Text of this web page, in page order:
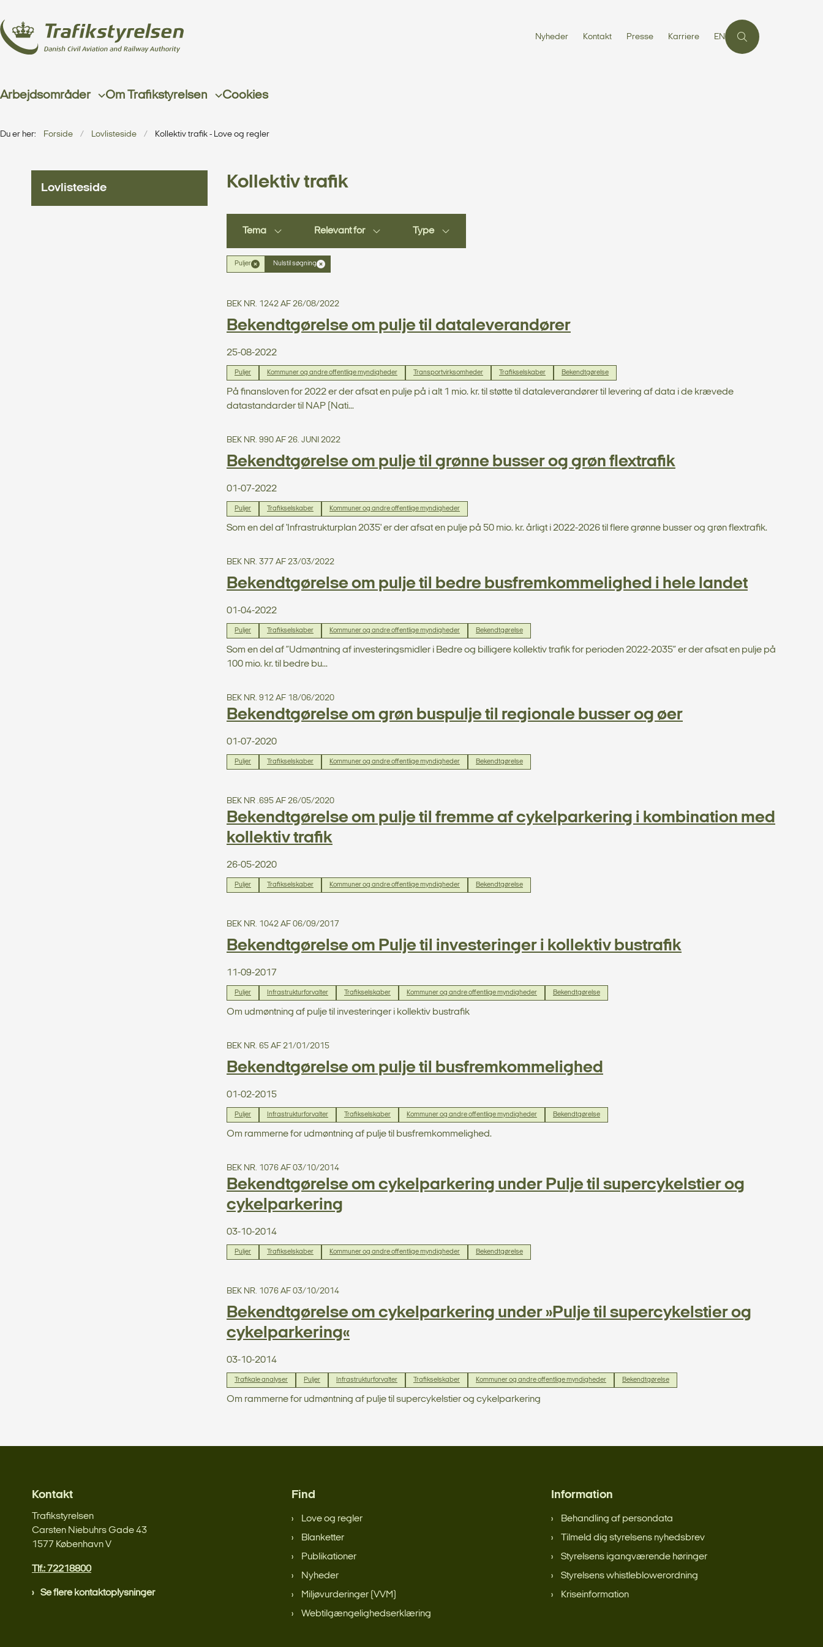
Nyheder Kontakt Presse Karriere EN
Arbejdsområder Om Trafikstyrelsen Cookies
Du er her: Forside Lovlisteside Kollektiv trafik - Love og regler
Lovlisteside Kollektiv trafik
Tema Relevant for Type
Puljer Nulstil søgning
BEK NR. 1242 AF 26/08/2022
Bekendtgørelse om pulje til dataleverandører
25-08-2022
Puljer Kommuner og andre offentlige myndigheder Transportvirksomheder Trafikselskaber Bekendtgørelse
På finansloven for 2022 er der afsat en pulje på i alt 1 mio. kr. til støtte til dataleverandører til levering af data i de krævede
datastandarder til NAP (Nati...
BEK NR. 990 AF 26. JUNI 2022
Bekendtgørelse om pulje til grønne busser og grøn flextrafik
01-07-2022
Puljer Trafikselskaber Kommuner og andre offentlige myndigheder
Som en del af 'Infrastrukturplan 2035' er der afsat en pulje på 50 mio. kr. årligt i 2022-2026 til flere grønne busser og grøn flextrafik.
BEK NR. 377 AF 23/03/2022
Bekendtgørelse om pulje til bedre busfremkommelighed i hele landet
01-04-2022
Puljer Trafikselskaber Kommuner og andre offentlige myndigheder Bekendtgørelse
Som en del af ”Udmøntning af investeringsmidler i Bedre og billigere kollektiv trafik for perioden 2022-2035” er der afsat en pulje på
100 mio. kr. til bedre bu...
BEK NR. 912 AF 18/06/2020
Bekendtgørelse om grøn buspulje til regionale busser og øer
01-07-2020
Puljer Trafikselskaber Kommuner og andre offentlige myndigheder Bekendtgørelse
BEK NR .695 AF 26/05/2020
Bekendtgørelse om pulje til fremme af cykelparkering i kombination med
kollektiv trafik
26-05-2020
Puljer Trafikselskaber Kommuner og andre offentlige myndigheder Bekendtgørelse
BEK NR. 1042 AF 06/09/2017
Bekendtgørelse om Pulje til investeringer i kollektiv bustrafik
11-09-2017
Puljer Infrastrukturforvalter Trafikselskaber Kommuner og andre offentlige myndigheder Bekendtgørelse
Om udmøntning af pulje til investeringer i kollektiv bustrafik
BEK NR. 65 AF 21/01/2015
Bekendtgørelse om pulje til busfremkommelighed
01-02-2015
Puljer Infrastrukturforvalter Trafikselskaber Kommuner og andre offentlige myndigheder Bekendtgørelse
Om rammerne for udmøntning af pulje til busfremkommelighed.
BEK NR. 1076 AF 03/10/2014
Bekendtgørelse om cykelparkering under Pulje til supercykelstier og
cykelparkering
03-10-2014
Puljer Trafikselskaber Kommuner og andre offentlige myndigheder Bekendtgørelse
BEK NR. 1076 AF 03/10/2014
Bekendtgørelse om cykelparkering under »Pulje til supercykelstier og
cykelparkering«
03-10-2014
Trafikale analyser Puljer Infrastrukturforvalter Trafikselskaber Kommuner og andre offentlige myndigheder Bekendtgørelse
Om rammerne for udmøntning af pulje til supercykelstier og cykelparkering
Kontakt
Trafikstyrelsen
Carsten Niebuhrs Gade 43
1577 København V
Tlf.: 72218800
Se flere kontaktoplysninger
Find
Love og regler
Blanketter
Publikationer
Nyheder
Miljøvurderinger (VVM)
Webtilgængelighedserklæring
Information
Behandling af persondata
Tilmeld dig styrelsens nyhedsbrev
Styrelsens igangværende høringer
Styrelsens whistleblowerordning
Kriseinformation